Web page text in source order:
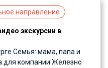
направление
экскурсии в
Семья: мама, папа и
для компании Железно